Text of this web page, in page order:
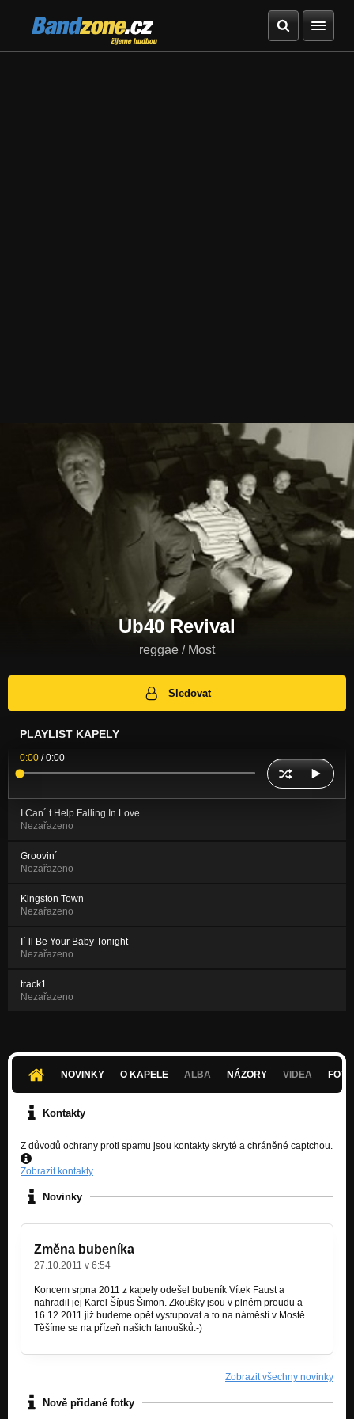
Bandzone.cz
žijeme hudbou
Ub40 Revival
reggae / Most
Sledovat
PLAYLIST KAPELY
0:00 /0:00
I Can´ t Help Falling In Love
Nezařazeno
Groovin´
Nezařazeno
Kingston Town
Nezařazeno
I´ ll Be Your Baby Tonight
Nezařazeno
track1
Nezařazeno
NOVINKY O KAPELE ALBA NÁZORY VIDEA
Kontakty
Z důvodů ochrany proti spamu jsou kontakty skryté a chráněné captchou.
Zobrazit kontakty
Novinky
Změna bubeníka
27.10.2011 v 6:54
Koncem srpna 2011 z kapely odešel bubeník Vítek Faust a
nahradil jej Karel Šípus Šimon. Zkoušky jsou v plném proudu a
16.12.2011 již budeme opět vystupovat a to na náměstí v Mostě.
Těšíme se na přízeň našich fanoušků:-)
Zobrazit všechny novinky
Nově přidané fotky